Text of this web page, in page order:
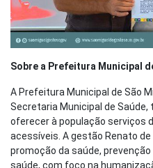
Sobre a Prefeitura Municipal
A Prefeitura Municipal de São
Secretaria Municipal de
oferecer à população serviços
acessíveis. A gestão Renato
promoção da saúde,
saúde, com foco na